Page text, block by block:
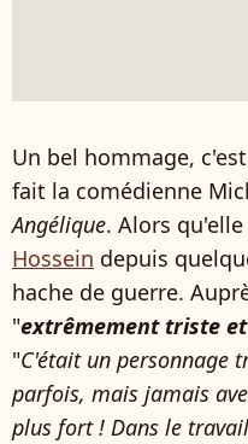
Un bel hommage,
fait la comédienne
Angélique. Alors
Hossein depuis
hache de guerre.
"extrêmement triste
"C'était un personnage
parfois, mais jamais
plus fort ! Dans le